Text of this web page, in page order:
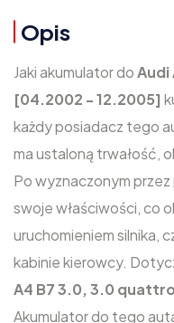
Opis
Jaki akumulator doAudi
[04.2002 - 12.2005]
każdy posiadacz tego
ma ustaloną trwałość,
Po wyznaczonym
swoje właściwości, co
uruchomieniem silnika,
kabinie kierowcy.
A4 B7 3.0, 3.0
Akumulator do tego